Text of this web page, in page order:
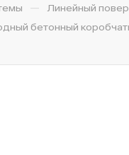
— Линейный
бетонный